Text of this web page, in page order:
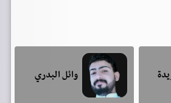
وائل البدري